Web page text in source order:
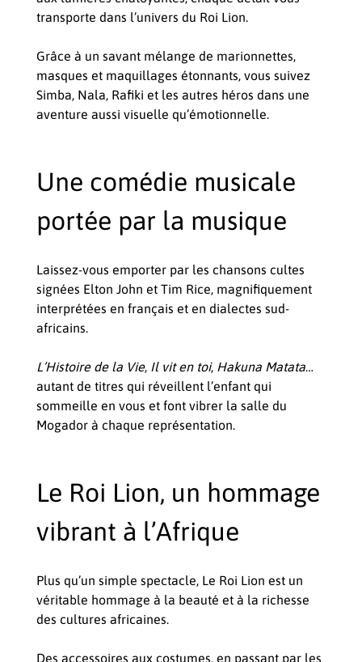
transporte dans l’univers du Roi Lion.
Grâce à un savant mélange de marionnettes,
masques et maquillages étonnants, vous suivez
Simba, Nala, Rafiki et les autres héros dans une
aventure aussi visuelle qu’émotionnelle.
Une comédie musicale
portée par la musique
Laissez-vous emporter par les chansons cultes
signées Elton John et Tim Rice, magnifiquement
interprétées en français et en dialectes sud-
africains.
L’Histoire de la Vie, Il vit en toi, Hakuna Matata…
autant de titres qui réveillent l’enfant qui
sommeille en vous et font vibrer la salle du
Mogador à chaque représentation.
Le Roi Lion, un hommage
vibrant à l’Afrique
Plus qu’un simple spectacle, Le Roi Lion est un
véritable hommage à la beauté et à la richesse
des cultures africaines.
Des accessoires aux costumes, en passant par les